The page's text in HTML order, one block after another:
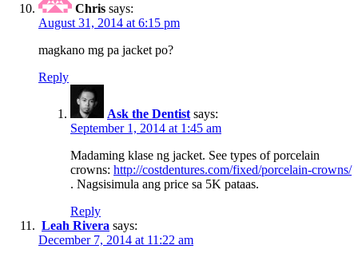
Chris says:
August 31, 2014 at 6:15 pm
magkano mg pa jacket po?
Reply
Ask the Dentist says:
September 1, 2014 at 1:45 am
Madaming klase ng jacket. See types of porcelain
crowns: http://costdentures.com/fixed/porcelain-crowns/
. Nagsisimula ang price sa 5K pataas.
Reply
Leah Rivera says:
December 7, 2014 at 11:22 am